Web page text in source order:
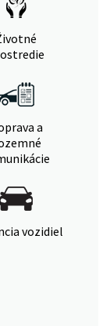
a
vozidiel